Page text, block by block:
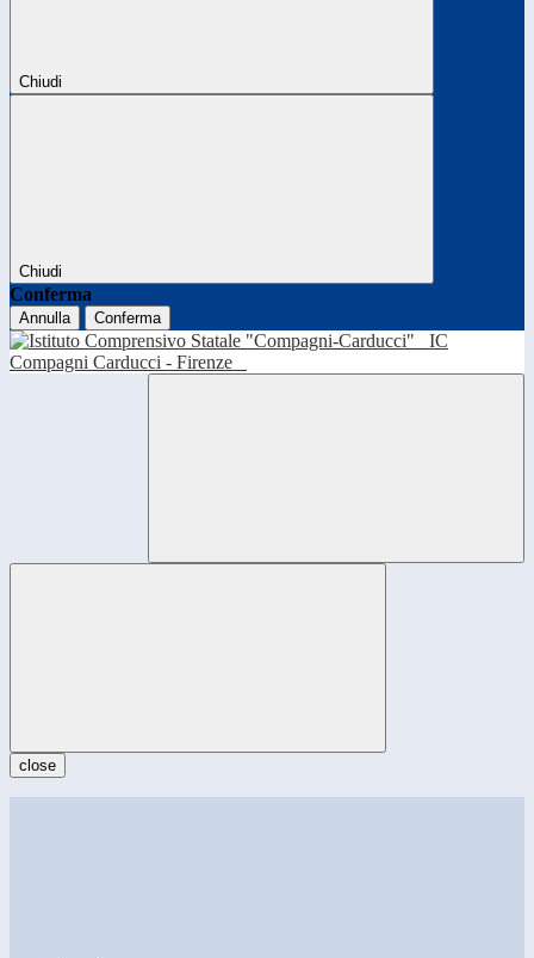
Chiudi
Chiudi
Conferma
Annulla Conferma
IC
Compagni Carducci - Firenze
close